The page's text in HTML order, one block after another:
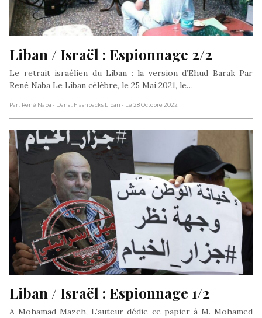
Liban / Israël : Espionnage 2/2
Le retrait israélien du Liban : la version d’Ehud Barak Par
René Naba Le Liban célèbre, le 25 Mai 2021, le…
Par : René Naba - Dans : Flashbacks Liban - Le 28 Octobre 2022
Liban / Israël : Espionnage 1/2
A Mohamad Mazeh, L’auteur dédie ce papier à M. Mohamed